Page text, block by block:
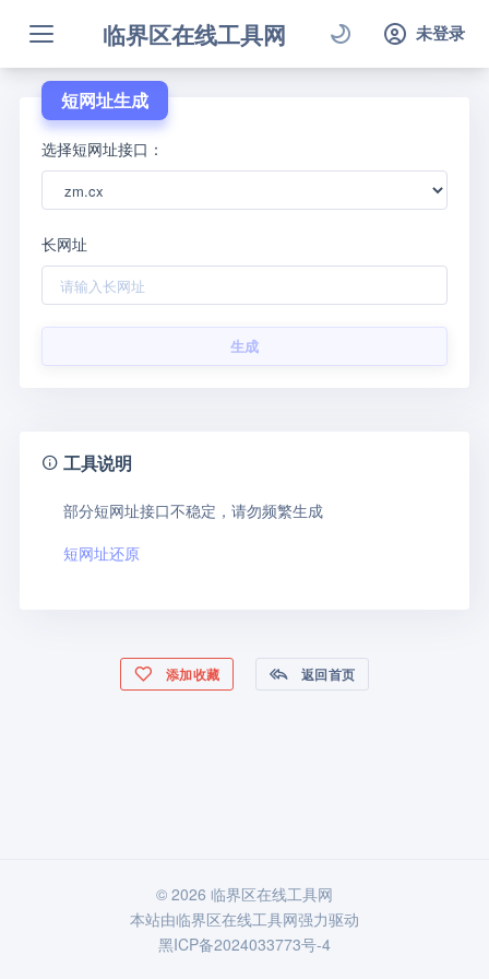
临界区在线工具网 未登录
短网址生成
选择短网址接口：
长网址
生成
工具说明
部分短网址接口不稳定，请勿频繁生成
短网址还原
添加收藏 返回首页
© 2026 临界区在线工具网
本站由临界区在线工具网强力驱动
黑ICP备2024033773号-4